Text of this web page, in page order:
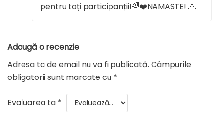
pentru toți participanții!🌈❤️NAMASTE! 🙏
Adaugă o recenzie
Adresa ta de email nu va fi publicată. Câmpurile
obligatorii sunt marcate cu *
Evaluarea ta *